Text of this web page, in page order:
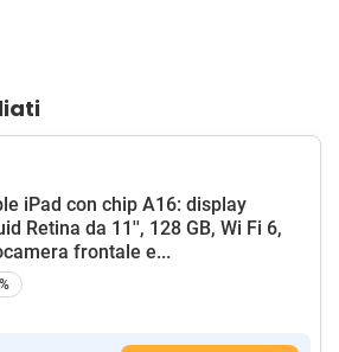
iPad con chip A16: display
Retina da 11'', 128 GB, Wi Fi 6,
frontale e...